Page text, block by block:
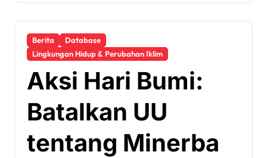
Filipina: MASIPAG Menentang Persetujuan Beras
Berita
Database
Lingkungan Hidup & Perubahan Iklim
Aksi Hari Bumi:
Batalkan UU
tentang Minerba